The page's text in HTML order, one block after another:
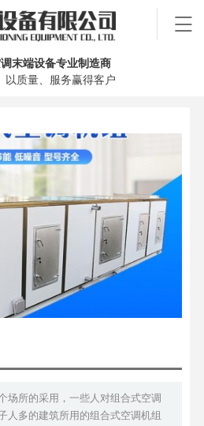
末端设备专业制造商
以质量、服务赢得客户
场所的采用，一些人对组合式空调
人多的建筑所用的组合式空调机组